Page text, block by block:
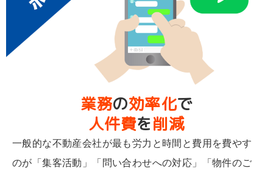
業務の効率化で
人件費を削減
一般的な不動産会社が最も労力と時間と費用を費やす
のが「集客活動」「問い合わせへの対応」「物件のご